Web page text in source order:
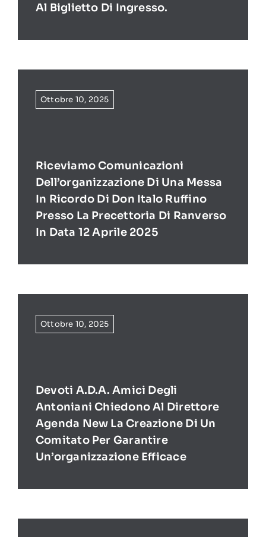
Al Biglietto Di Ingresso.
Ottobre 10, 2025
Riceviamo Comunicazioni
Dell’organizzazione Di Una Messa
In Ricordo Di Don Italo Ruffino
Presso La Precettoria Di Ranverso
In Data 12 Aprile 2025
Ottobre 10, 2025
Devoti A.D.A. Amici Degli
Antoniani Chiedono Al Direttore
Agenda New La Creazione Di Un
Comitato Per Garantire
Un’organizzazione Efficace